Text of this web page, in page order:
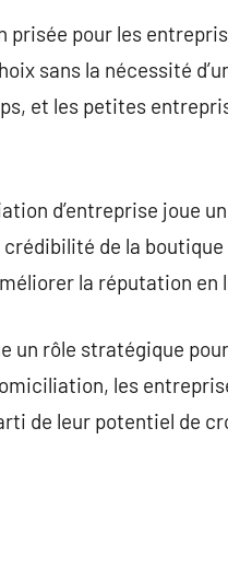
pour les
sans la nécessité
et les petites
d’entreprise joue
de la
la réputation en
un rôle stratégique
les
de leur potentiel de